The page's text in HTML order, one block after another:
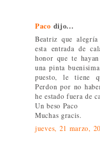
Paco dijo...
Beatriz que
esta entrada de
honor que te
una pinta
puesto, le tiene
Perdon por no
he estado fuera de
Un beso Paco
Muchas gracis.
jueves, 21 marzo,